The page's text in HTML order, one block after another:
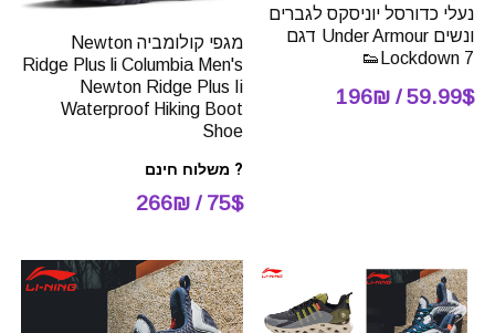
נעלי כדורסל יוניסקס לגברים
ונשים Under Armour דגם
Lockdown 7👟
59.99$ / 196₪
מגפי קולומביה Newton
Ridge Plus li Columbia Men's
Newton Ridge Plus Ii
Waterproof Hiking Boot
Shoe
? משלוח חינם
75$ / 266₪